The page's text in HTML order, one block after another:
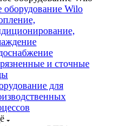
оборудование Wilo
и сточные
для